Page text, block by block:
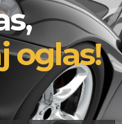
oglas!